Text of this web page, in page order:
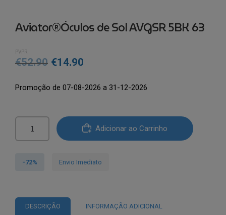
Aviator®Óculos de Sol AVGSR 5BK 63
PVPR
€52.90 O
original
€52.90.
€14.90
atual
€14.90.
Promoção de 07-08-2026 a 31-12-2026
de
5BK
Adicionar ao Carrinho
-72% Envio Imediato
DESCRIÇÃO INFORMAÇÃO ADICIONAL